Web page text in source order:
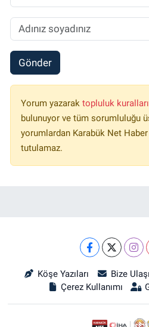
Gönder
Yorum yazarak topluluk
bulunuyor ve tüm sorumluluğu
yorumlardan Karabük Net
tutulamaz.
Köşe Yazıları Bize
Çerez Kullanımı